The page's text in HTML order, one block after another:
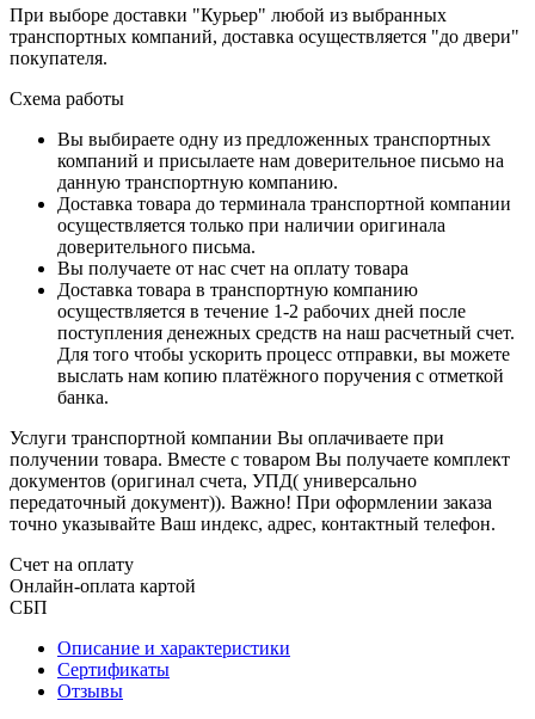
При выборе доставки "Курьер" любой из выбранных
транспортных компаний, доставка осуществляется "до двери"
покупателя.
Схема работы
Вы выбираете одну из предложенных транспортных
компаний и присылаете нам доверительное письмо на
данную транспортную компанию.
Доставка товара до терминала транспортной компании
осуществляется только при наличии оригинала
доверительного письма.
Вы получаете от нас счет на оплату товара
Доставка товара в транспортную компанию
осуществляется в течение 1-2 рабочих дней после
поступления денежных средств на наш расчетный счет.
Для того чтобы ускорить процесс отправки, вы можете
выслать нам копию платёжного поручения с отметкой
банка.
Услуги транспортной компании Вы оплачиваете при
получении товара. Вместе с товаром Вы получаете комплект
документов (оригинал счета, УПД( универсально
передаточный документ)). Важно! При оформлении заказа
точно указывайте Ваш индекс, адрес, контактный телефон.
Счет на оплату
Онлайн-оплата картой
СБП
Описание и характеристики
Сертификаты
Отзывы